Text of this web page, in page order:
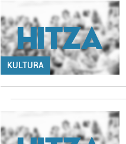
KULTURA